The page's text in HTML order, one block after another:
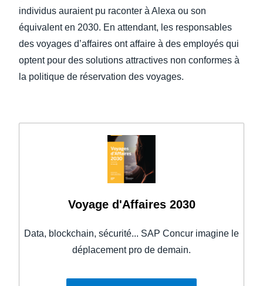
individus auraient pu raconter à Alexa ou son
équivalent en 2030. En attendant, les responsables
des voyages d’affaires ont affaire à des employés qui
optent pour des solutions attractives non conformes à
la politique de réservation des voyages.
Voyage d'Affaires 2030
Data, blockchain, sécurité... SAP Concur imagine le
déplacement pro de demain.